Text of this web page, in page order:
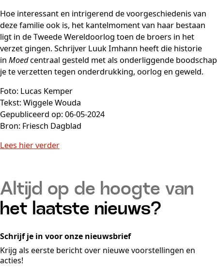
Hoe interessant en intrigerend de voorgeschiedenis van
deze familie ook is, het kantelmoment van haar bestaan
ligt in de Tweede Wereldoorlog toen de broers in het
verzet gingen. Schrijver Luuk Imhann heeft die historie
in Moedcentraal gesteld met als onderliggende boodschap
je te verzetten tegen onderdrukking, oorlog en geweld.
Foto: Lucas Kemper
Tekst: Wiggele Wouda
Gepubliceerd op: 06-05-2024
Bron: Friesch Dagblad
Lees hier verder
Altijd op de hoogte van
het laatste nieuws?
Schrijf je in voor onze nieuwsbrief
Krijg als eerste bericht over nieuwe voorstellingen en
acties!